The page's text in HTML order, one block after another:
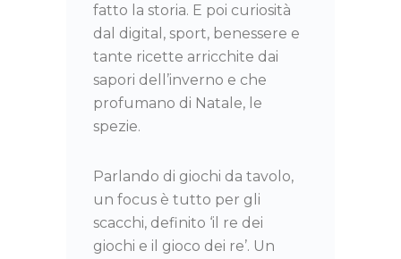
fatto la storia. E poi curiosità
dal digital, sport, benessere e
tante ricette arricchite dai
sapori dell’inverno e che
profumano di Natale, le
spezie.
Parlando di giochi da tavolo,
un focus è tutto per gli
scacchi, definito ‘il re dei
giochi e il gioco dei re’. Un